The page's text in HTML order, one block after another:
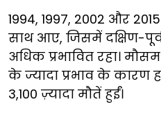
1994, 1997, 2002 और
साथ आए, जिसमें दक्षिण-
अधिक प्रभावित रहा।
के ज्यादा प्रभाव के कारण
3,100 ज़्यादा मौतें हुईं।